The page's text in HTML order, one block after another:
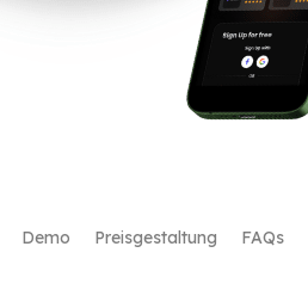
Demo Preisgestaltung FAQs